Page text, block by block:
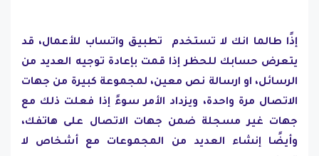
إذًا طالما انك لا تستخدم تطبيق واتساب للأعمال، قد
يتعرض حسابك للحظر إذا قمت بإعادة توجيه العديد من
الرسائل، او ارسالة نص معين، لمجموعة كبيرة من جهات
الاتصال مرة واحدة، ويزداد الأمر سوءً إذا فعلت ذلك مع
جهات غير مسجلة ضمن جهات الاتصال على هاتفك،
وأيضًا إنشاء العديد من المجموعات مع أشخاص لا